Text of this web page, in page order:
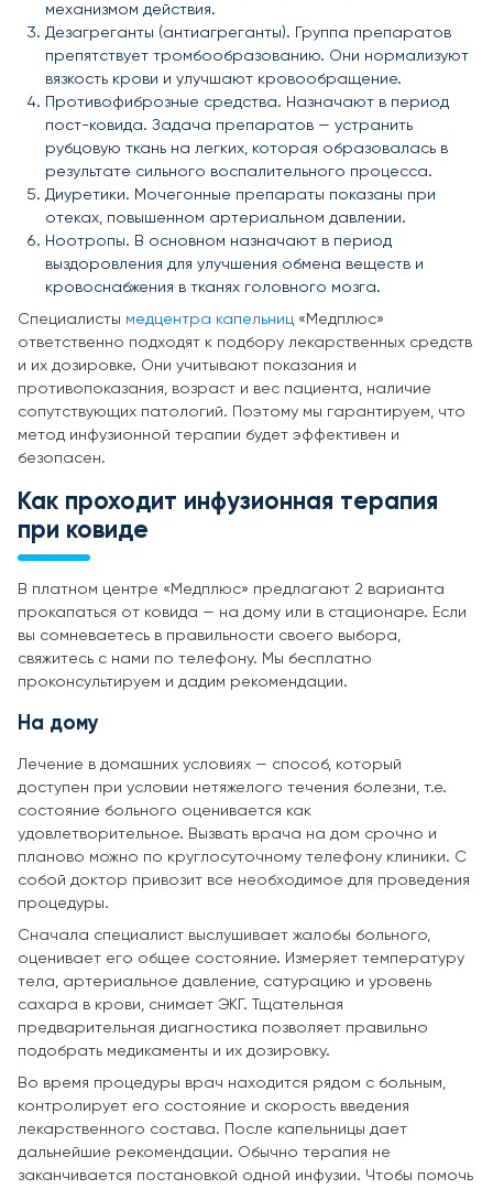
механизмом действия.
Дезагреганты (антиагреганты). Группа препаратов
препятствует тромбообразованию. Они нормализуют
вязкость крови и улучшают кровообращение.
Противофиброзные средства. Назначают в период
пост-ковида. Задача препаратов — устранить
рубцовую ткань на легких, которая образовалась в
результате сильного воспалительного процесса.
Диуретики. Мочегонные препараты показаны при
отеках, повышенном артериальном давлении.
Ноотропы. В основном назначают в период
выздоровления для улучшения обмена веществ и
кровоснабжения в тканях головного мозга.
Специалисты медцентра капельниц «Медплюс»
ответственно подходят к подбору лекарственных средств
и их дозировке. Они учитывают показания и
противопоказания, возраст и вес пациента, наличие
сопутствующих патологий. Поэтому мы гарантируем, что
метод инфузионной терапии будет эффективен и
безопасен.
Как проходит инфузионная терапия
при ковиде
В платном центре «Медплюс» предлагают 2 варианта
прокапаться от ковида — на дому или в стационаре. Если
вы сомневаетесь в правильности своего выбора,
свяжитесь с нами по телефону. Мы бесплатно
проконсультируем и дадим рекомендации.
На дому
Лечение в домашних условиях — способ, который
доступен при условии нетяжелого течения болезни, т.е.
состояние больного оценивается как
удовлетворительное. Вызвать врача на дом срочно и
планово можно по круглосуточному телефону клиники. С
собой доктор привозит все необходимое для проведения
процедуры.
Сначала специалист выслушивает жалобы больного,
оценивает его общее состояние. Измеряет температуру
тела, артериальное давление, сатурацию и уровень
сахара в крови, снимает ЭКГ. Тщательная
предварительная диагностика позволяет правильно
подобрать медикаменты и их дозировку.
Во время процедуры врач находится рядом с больным,
контролирует его состояние и скорость введения
лекарственного состава. После капельницы дает
дальнейшие рекомендации. Обычно терапия не
заканчивается постановкой одной инфузии. Чтобы помочь